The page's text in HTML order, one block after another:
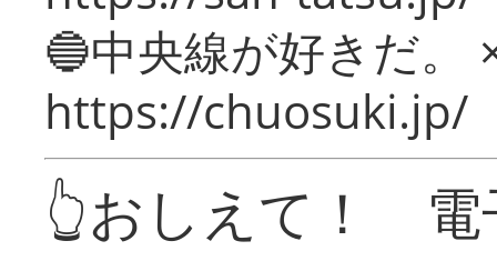
🔵中央線が好きだ。
https://chuosuki.jp/
👆おしえて！ 電